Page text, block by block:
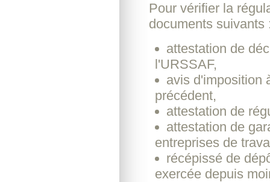
Pour vérifier la
documents suivants
attestation de
l'URSSAF,
avis d'imposition
précédent,
attestation de
attestation de
entreprises de
récépissé de
exercée depuis